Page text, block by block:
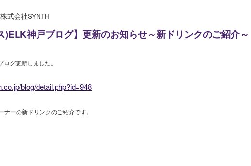
式会社SYNTH
)ELK神戸ブログ】更新のお知らせ～新ドリンクのご紹介～
ログ更新しました。
blog/detail.php?id=948
ーの新ドリンクのご紹介です。